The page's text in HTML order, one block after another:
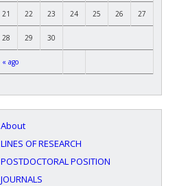
« ago
21 22 23 24 25 26 27
28 29 30
About
LINES OF RESEARCH
POSTDOCTORAL POSITION
JOURNALS